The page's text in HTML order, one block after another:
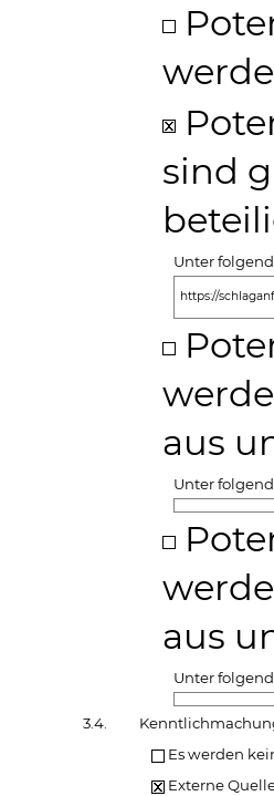
sind
Unter
https://
aus
Unter
aus
Unter
3.4.
Es werden
Externe